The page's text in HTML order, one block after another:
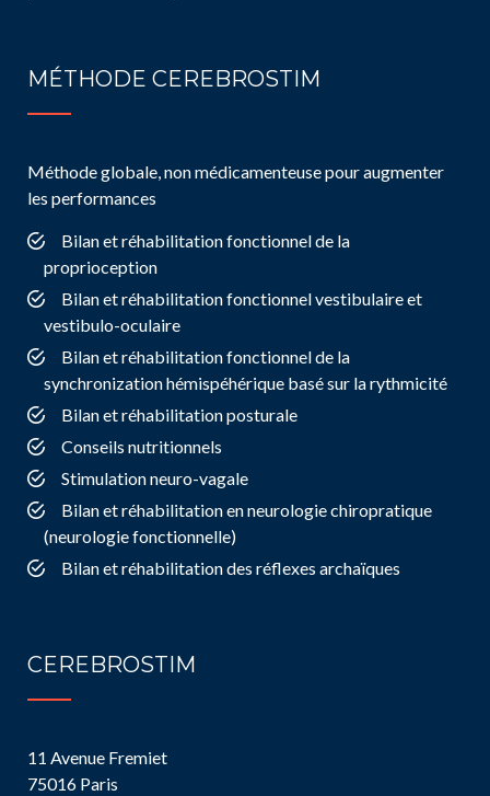
MÉTHODE CEREBROSTIM
Méthode globale, non médicamenteuse pour augmenter
les performances
Bilan et réhabilitation fonctionnel de la
proprioception
Bilan et réhabilitation fonctionnel vestibulaire et
vestibulo-oculaire
Bilan et réhabilitation fonctionnel de la
synchronization hémispéhérique basé sur la rythmicité
Bilan et réhabilitation posturale
Conseils nutritionnels
Stimulation neuro-vagale
Bilan et réhabilitation en neurologie chiropratique
(neurologie fonctionnelle)
Bilan et réhabilitation des réflexes archaïques
CEREBROSTIM
11 Avenue Fremiet
75016 Paris